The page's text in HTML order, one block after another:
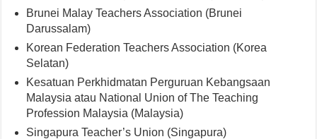
Brunei Malay Teachers Association (Brunei
Darussalam)
Korean Federation Teachers Association (Korea
Selatan)
Kesatuan Perkhidmatan Perguruan Kebangsaan
Malaysia atau National Union of The Teaching
Profession Malaysia (Malaysia)
Singapura Teacher’s Union (Singapura)